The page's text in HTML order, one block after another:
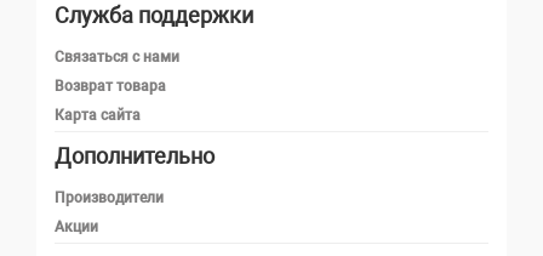
Служба поддержки
Связаться с нами
Возврат товара
Карта сайта
Дополнительно
Производители
Акции